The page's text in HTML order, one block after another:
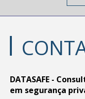
DATASAFE -
em segurança